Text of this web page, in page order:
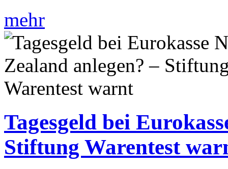
mehr
Tagesgeld bei
Stiftung Warentest